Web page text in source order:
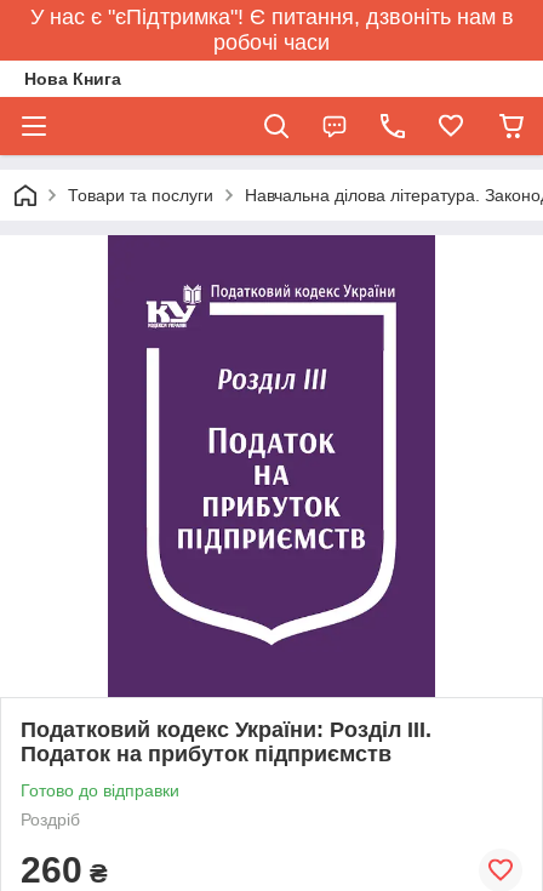
У нас є "єПідтримка"! Є питання, дзвоніть нам в
робочі часи
Нова Книга
Товари та послуги Навчальна ділова література.
Податковий кодекс України: Розділ ІІІ.
Податок на прибуток підприємств
Готово до відправки
Роздріб
260 ₴